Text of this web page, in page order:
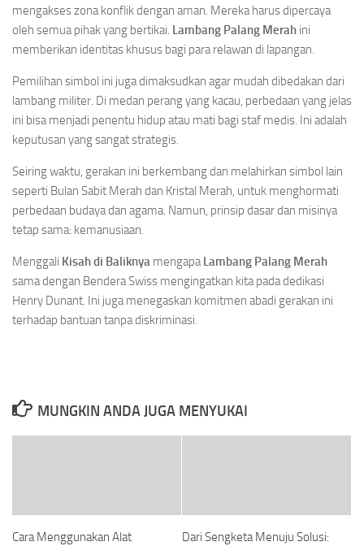
mengakses zona konflik dengan aman. Mereka harus dipercaya
oleh semua pihak yang bertikai. Lambang Palang Merah ini
memberikan identitas khusus bagi para relawan di lapangan.
Pemilihan simbol ini juga dimaksudkan agar mudah dibedakan dari
lambang militer. Di medan perang yang kacau, perbedaan yang jelas
ini bisa menjadi penentu hidup atau mati bagi staf medis. Ini adalah
keputusan yang sangat strategis.
Seiring waktu, gerakan ini berkembang dan melahirkan simbol lain
seperti Bulan Sabit Merah dan Kristal Merah, untuk menghormati
perbedaan budaya dan agama. Namun, prinsip dasar dan misinya
tetap sama: kemanusiaan.
Menggali Kisah di Baliknya mengapaLambang Palang Merah
sama dengan Bendera Swiss mengingatkan kita pada dedikasi
Henry Dunant. Ini juga menegaskan komitmen abadi gerakan ini
terhadap bantuan tanpa diskriminasi.
MUNGKIN ANDA JUGA MENYUKAI
Cara Menggunakan Alat
Dari Sengketa Menuju Solusi: